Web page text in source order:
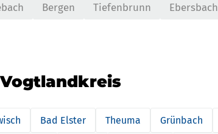
Bergen Tiefenbrunn Ebersbach
Bad Elster Theuma Grünbach